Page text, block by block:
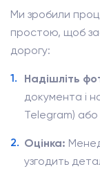
Ми зробили
простою, щоб
дорогу:
Надішліть
документа і
Telegram)
Оцінка:
узгодить